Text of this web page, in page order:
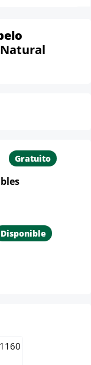
Natural
Gratuito
Disponible